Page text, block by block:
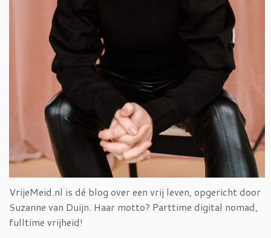
VrijeMeid.nl is dé blog over een vrij leven, opgericht door
Suzanne van Duijn. Haar motto? Parttime digital nomad,
fulltime vrijheid!